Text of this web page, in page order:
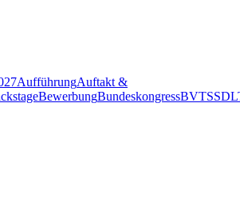
AufführungAuftakt &
BewerbungBundeskongressBVTSSDL